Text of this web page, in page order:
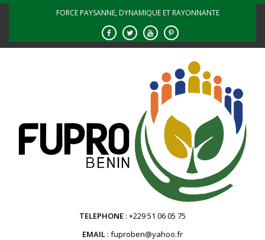
Skip
FORCE PAYSANNE, DYNAMIQUE ET RAYONNANTE
TELEPHONE +229 51 06 05 75
EMAIL fuproben@yahoo.fr